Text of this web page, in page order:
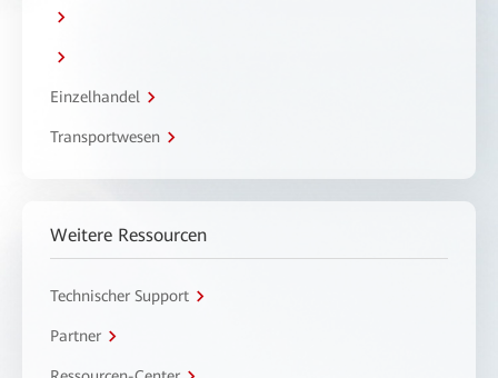
Einzelhandel
Transportwesen
Weitere Ressourcen
Technischer Support
Partner